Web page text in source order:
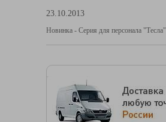
23.10.2013
Новинка - Серия для персонала "Тесла"